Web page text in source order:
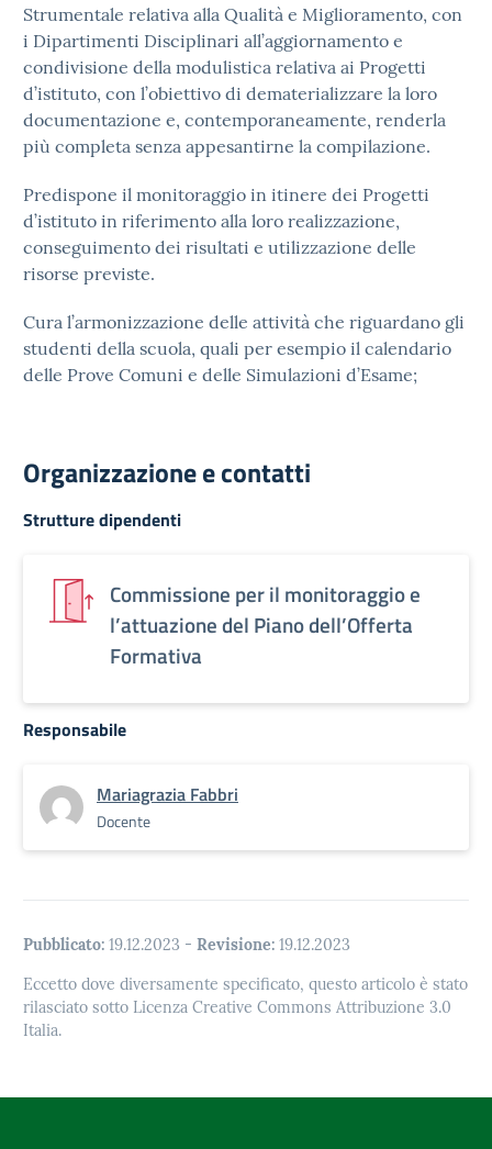
Strumentale relativa alla Qualità e Miglioramento, con
i Dipartimenti Disciplinari all’aggiornamento e
condivisione della modulistica relativa ai Progetti
d’istituto, con l’obiettivo di dematerializzare la loro
documentazione e, contemporaneamente, renderla
più completa senza appesantirne la compilazione.
Predispone il monitoraggio in itinere dei Progetti
d’istituto in riferimento alla loro realizzazione,
conseguimento dei risultati e utilizzazione delle
risorse previste.
Cura l’armonizzazione delle attività che riguardano gli
studenti della scuola, quali per esempio il calendario
delle Prove Comuni e delle Simulazioni d’Esame;
Organizzazione e contatti
Strutture dipendenti
Commissione per il monitoraggio e
l’attuazione del Piano dell’Offerta
Formativa
Responsabile
Mariagrazia Fabbri
Docente
Pubblicato: 19.12.2023 - Revisione: 19.12.2023
Eccetto dove diversamente specificato, questo articolo è stato
rilasciato sotto Licenza Creative Commons Attribuzione 3.0
Italia.